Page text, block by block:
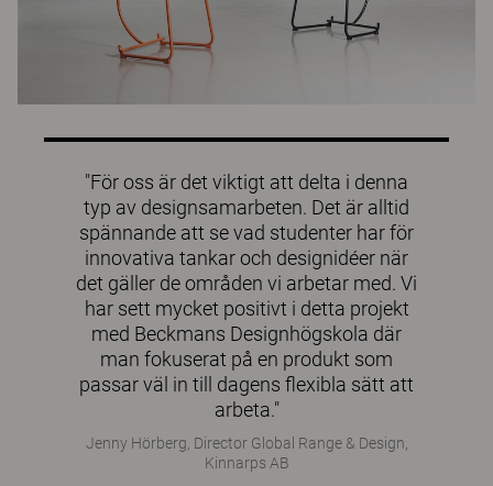
"För oss är det viktigt att delta i denna
typ av designsamarbeten. Det är alltid
spännande att se vad studenter har för
innovativa tankar och designidéer när
det gäller de områden vi arbetar med. Vi
har sett mycket positivt i detta projekt
med Beckmans Designhögskola där
man fokuserat på en produkt som
passar väl in till dagens flexibla sätt att
arbeta."
Jenny Hörberg, Director Global Range & Design,
Kinnarps AB